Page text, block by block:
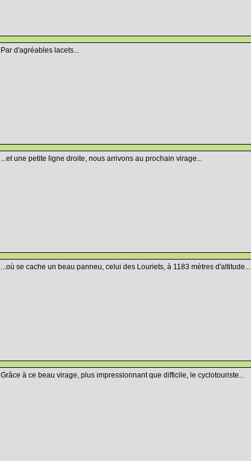
Par d'agréables lacets...
...et une petite ligne droite, nous arrivons au prochain virage...
...où se cache un beau panneu, celui des Louriets, à 1183 mètres d'altitude...
Grâce à ce beau virage, plus impressionnant que difficile, le cyclotouriste...